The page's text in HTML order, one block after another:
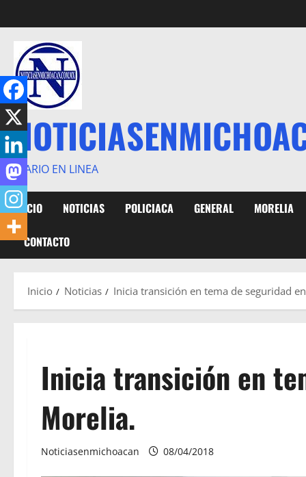
al
contenido
DIARIO EN LINEA
INICIO NOTICIAS POLICIACA GENERAL MORELIA
CONTACTO
Inicio Noticias Inicia transición en tema de seguridad
Inicia transición en
Morelia.
Noticiasenmichoacan 08/04/2018